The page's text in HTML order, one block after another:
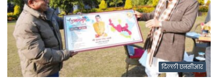
दिल्ली एनसीआर